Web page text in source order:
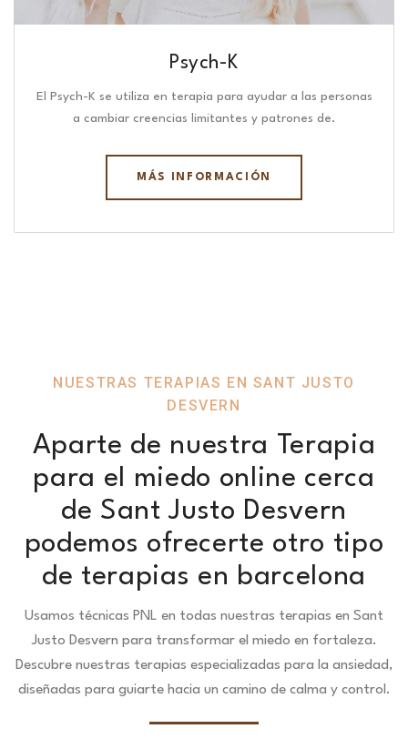
Psych-K
El Psych-K se utiliza en terapia para ayudar a las personas
a cambiar creencias limitantes y patrones de.
MÁS INFORMACIÓN
NUESTRAS TERAPIAS EN SANT JUSTO
DESVERN
Aparte de nuestra Terapia
para el miedo online cerca
de Sant Justo Desvern
podemos ofrecerte otro tipo
de terapias en barcelona
Usamos técnicas PNL en todas nuestras terapias en Sant
Justo Desvern para transformar el miedo en fortaleza.
Descubre nuestras terapias especializadas para la ansiedad,
diseñadas para guiarte hacia un camino de calma y control.